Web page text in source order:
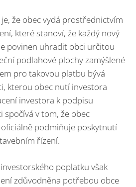
že obec vydá prostřednictvím
které stanoví, že každý nový
povinen uhradit obci určitou
podlahové plochy zamýšlené
pro takovou platbu bývá
kterou obec nutí investora
investora k podpisu
spočívá v tom, že obec
podmiňuje poskytnutí
řízení.
poplatku však
zdůvodněna potřebou obce